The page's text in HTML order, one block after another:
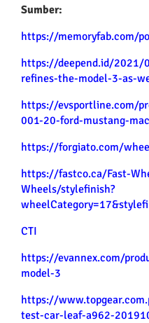
Sumber:
https://memoryfab.com/
https://deepend.id/
refines-the-model-3-as-
https://evsportline.com/
001-20-ford-mustang-
https://forgiato.com/
https://fastco.ca/Fast-
Wheels/stylefinish?
CTI
https://evannex.com/
model-3
https://
test-car-leaf-a962-